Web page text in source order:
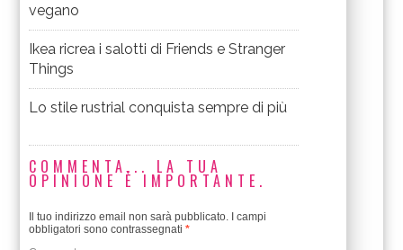
vegano
Ikea ricrea i salotti di Friends e Stranger
Things
Lo stile rustrial conquista sempre di più
COMMENTA... LA TUA
OPINIONE È IMPORTANTE.
Il tuo indirizzo email non sarà pubblicato. I campi
obbligatori sono contrassegnati*